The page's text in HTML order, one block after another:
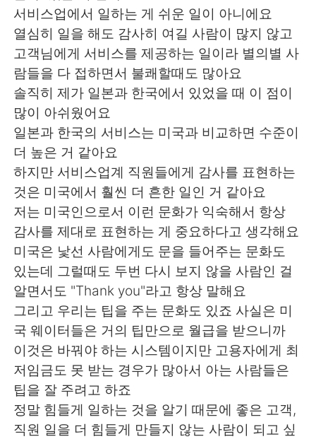
Русский ไทย
Indonesia Italiano
Türkçe Tiếng Việt
Português
서비스업에서 일하는 게 쉬운 일이 아니에요
열심히 일을 해도 감사히 여길 사람이 많지 않고
고객님에게 서비스를 제공하는 일이라 별의별 사
람들을 다 접하면서 불쾌할때도 많아요
솔직히 제가 일본과 한국에서 있었을 때 이 점이
많이 아쉬웠어요
일본과 한국의 서비스는 미국과 비교하면 수준이
더 높은 거 같아요
하지만 서비스업계 직원들에게 감사를 표현하는
것은 미국에서 훨씬 더 흔한 일인 거 같아요
저는 미국인으로서 이런 문화가 익숙해서 항상
감사를 제대로 표현하는 게 중요하다고 생각해요
미국은 낯선 사람에게도 문을 들어주는 문화도
있는데 그럴때도 두번 다시 보지 않을 사람인 걸
알면서도 "Thank you"라고 항상 말해요
그리고 우리는 팁을 주는 문화도 있죠 사실은 미
국 웨이터들은 거의 팁만으로 월급을 받으니까
이것은 바꿔야 하는 시스템이지만 고용자에게 최
저임금도 못 받는 경우가 많아서 아는 사람들은
팁을 잘 주려고 하죠
정말 힘들게 일하는 것을 알기 때문에 좋은 고객,
직원 일을 더 힘들게 만들지 않는 사람이 되고 싶